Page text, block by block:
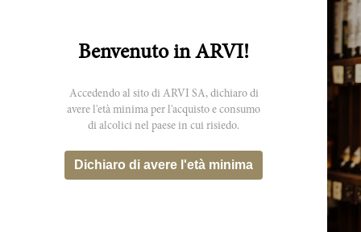
Benvenuto in ARVI!
Accedendo al sito di ARVI SA, dichiaro di
avere l'età minima per l'acquisto e consumo
di alcolici nel paese in cui risiedo.
Dichiaro di avere l'età minima